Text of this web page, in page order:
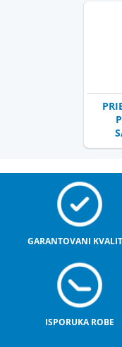
GARANTOVANI
ISPORUKA ROBE